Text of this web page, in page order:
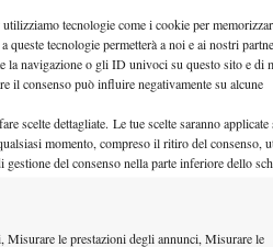
tecnologie come i cookie per
tecnologie permetterà a noi e ai nostri
la navigazione o gli ID univoci su questo sito e di
il consenso può influire negativamente su alcune
scelte dettagliate. Le tue scelte saranno applicate
momento, compreso il ritiro del consenso,
del consenso nella parte inferiore dello
le prestazioni degli annunci, Misurare le